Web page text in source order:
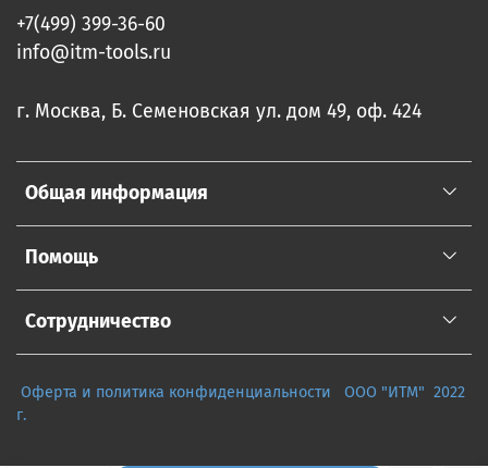
Общая информация
Помощь
Сотрудничество
+7(499) 399-36-60
info@itm-tools.ru
г. Москва, Б. Семеновская ул. дом 49, оф. 424
Оферта и политика конфиденциальности
ООО "ИТМ" 2022
г.